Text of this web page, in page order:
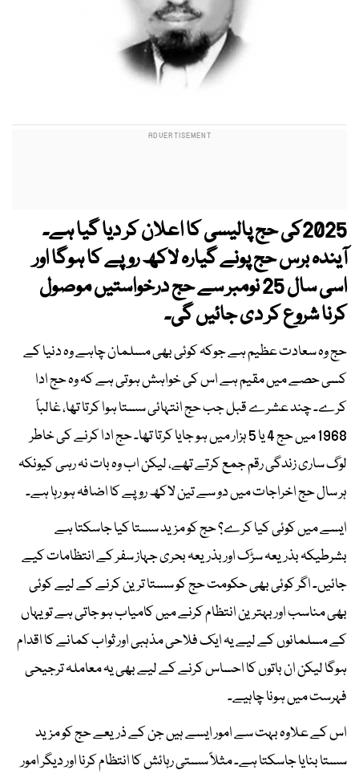
2025کی حج پالیسی کا اعلان کر دیا گیا ہے۔
آیندہ برس حج پونے گیارہ لاکھ روپے کا ہوگا اور
اسی سال 25 نومبر سے حج درخواستیں موصول
کرنا شروع کر دی جائیں گی۔
حج وہ سعادت عظیم ہے جوکہ کوئی بھی مسلمان چاہے وہ دنیا کے
کسی حصے میں مقیم ہے اس کی خواہش ہوتی ہے کہ وہ حج ادا
کرے۔ چند عشرے قبل جب حج انتہائی سستا ہوا کرتا تھا، غالباً
1968 میں حج 4 یا 5 ہزار میں ہو جایا کرتا تھا۔ حج ادا کرنے کی خاطر
لوگ ساری زندگی رقم جمع کرتے تھے، لیکن اب وہ بات نہ رہی کیونکہ
ہر سال حج اخراجات میں دو سے تین لاکھ روپے کا اضافہ ہو رہا ہے۔
ایسے میں کوئی کیا کرے؟ حج کو مزید سستا کیا جاسکتا ہے
بشرطیکہ بذریعہ سڑک اور بذریعہ بحری جہاز سفر کے انتظامات کیے
جائیں۔ اگر کوئی بھی حکومت حج کو سستا ترین کرنے کے لیے کوئی
بھی مناسب اور بہترین انتظام کرنے میں کامیاب ہو جاتی ہے تو یہاں
کے مسلمانوں کے لیے یہ ایک فلاحی مذہبی اور ثواب کمانے کا اقدام
ہوگا لیکن ان باتوں کا احساس کرنے کے لیے بھی یہ معاملہ ترجیحی
فہرست میں ہونا چاہیے۔
اس کے علاوہ بہت سے امور ایسے ہیں جن کے ذریعے حج کو مزید
سستا بنایا جاسکتا ہے۔ مثلاً سستی رہائش کا انتظام کرنا اور دیگر امور